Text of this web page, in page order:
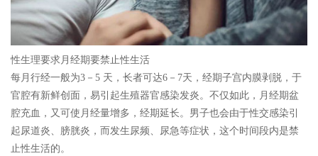
性生理要求月经期要禁止性生活
每月行经一般为3－5 天，长者可达6－7天，经期子宫内膜剥脱，于
官腔有新鲜创面，易引起生殖器官感染发炎。不仅如此，月经期盆
腔充血，又可使月经量增多，经期延长。男子也会由于性交感染引
起尿道炎、膀胱炎，而发生尿频、尿急等症状，这个时间段内是禁
止性生活的。